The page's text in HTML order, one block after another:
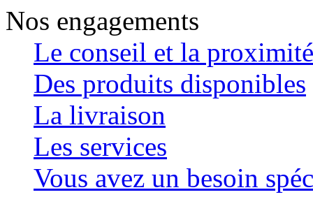
Nos engagements
Le conseil et la proximité
Des produits disponibles
La livraison
Les services
Vous avez un besoin